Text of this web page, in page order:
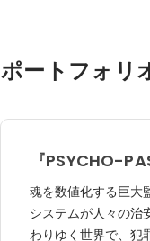
ポートフォリ
『PSYCHO-
魂を数値化する巨大
システムが人々の治
わりゆく世界で、犯